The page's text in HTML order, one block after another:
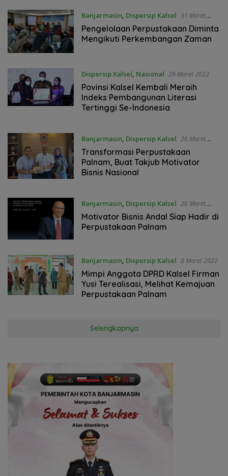
Banjarmasin, Dispersip Kalsel 31 Maret
2022
Pengelolaan Perpustakaan Diminta
Mengikuti Perkembangan Zaman
Dispersip Kalsel, Nasional 29 Maret 2022
Povinsi Kalsel Kembali Meraih
Indeks Pembangunan Literasi
Tertinggi Se-Indonesia
Banjarmasin, Dispersip Kalsel 26 Maret
2022
Transformasi Perpustakaan
Palnam, Buat Takjub Motivator
Bisnis Nasional
Banjarmasin, Dispersip Kalsel 26 Maret
2022
Motivator Bisnis Andal Siap Hadir di
Perpustakaan Palnam
Banjarmasin, Dispersip Kalsel 8 Maret 2022
Mimpi Anggota DPRD Kalsel Firman
Yusi Terealisasi, Melihat Kemajuan
Perpustakaan Palnam
Selengkapnya